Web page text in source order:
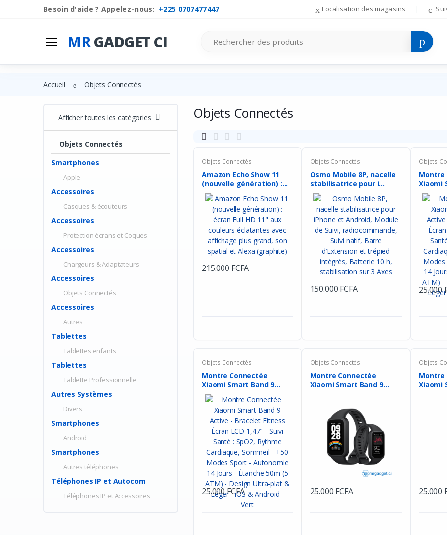
Besoin d'aide ? Appelez-nous: +225 0707477447 Localisation des magasins
MRGADGET CI
Gadget Ci
Les Categories
Liste de souhaits
Accueil Objets Connectés
Afficher toutes les catégories
Objets Connectés
Smartphones
Apple
Accessoires
Casques & écouteurs
Accessoires
Protection écrans et Coques
Accessoires
Chargeurs & Adaptateurs
Accessoires
Objets Connectés
Accessoires
Autres
Tablettes
Tablettes enfants
Tablettes
Tablette Professionnelle
Autres Systèmes
Divers
Smartphones
Android
Smartphones
Autres téléphones
Téléphones IP et Autocom
Téléphones IP et Accessoires
Objets Connectés
Objets Connectés
Amazon Echo Show 11
(nouvelle génération) :...
215.000 FCFA
Objets Connectés
Osmo Mobile 8P, nacelle
stabilisatrice pour i...
150.000 FCFA
Objets
Montre
Xiaomi
Active
25.000
Objets Connectés
Montre Connectée
Xiaomi Smart Band 9
Active ...
25.000 FCFA
Objets Connectés
Montre Connectée
Xiaomi Smart Band 9
25.000 FCFA
Objets
Montre
Xiaomi
25.000